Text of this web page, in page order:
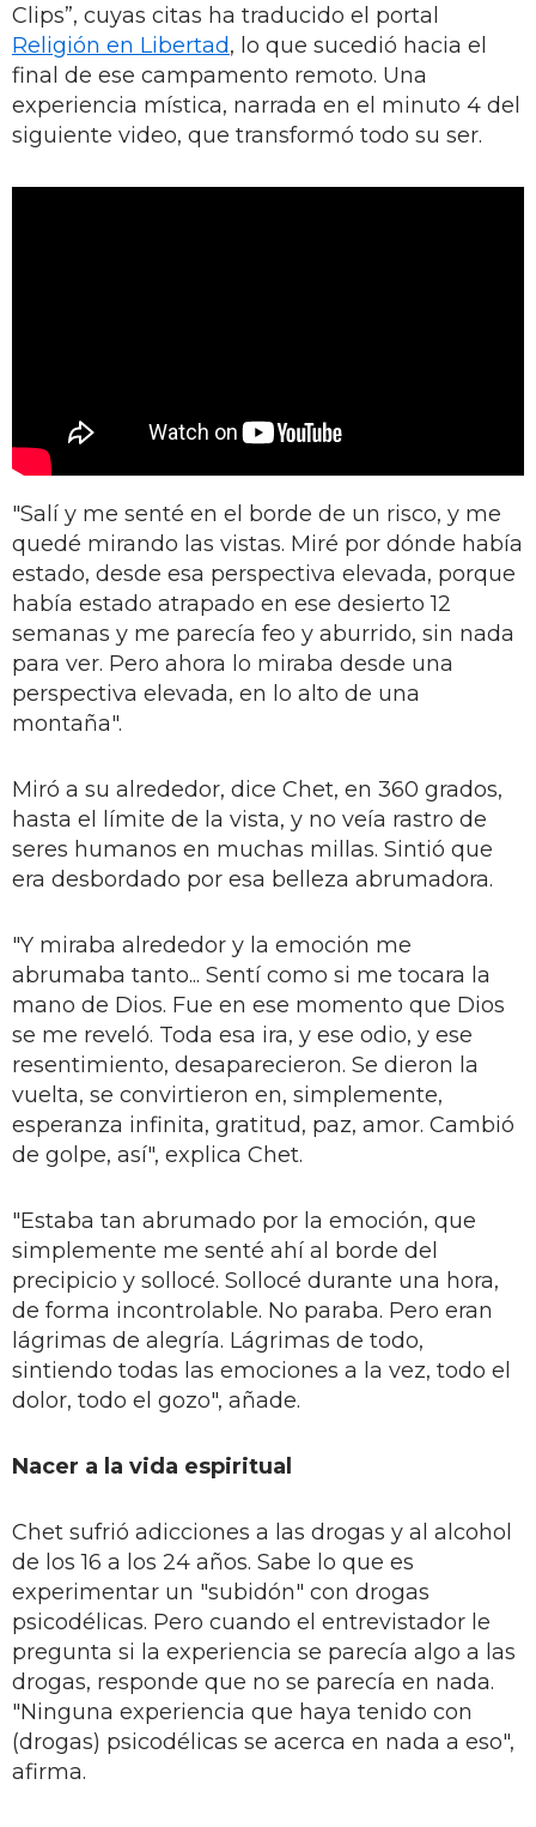
Clips”, cuyas citas ha traducido el portal
Religión en Libertad, lo que sucedió hacia el
final de ese campamento remoto. Una
experiencia mística, narrada en el minuto 4 del
siguiente video, que transformó todo su ser.
"Salí y me senté en el borde de un risco, y me
quedé mirando las vistas. Miré por dónde había
estado, desde esa perspectiva elevada, porque
había estado atrapado en ese desierto 12
semanas y me parecía feo y aburrido, sin nada
para ver. Pero ahora lo miraba desde una
perspectiva elevada, en lo alto de una
montaña".
Miró a su alrededor, dice Chet, en 360 grados,
hasta el límite de la vista, y no veía rastro de
seres humanos en muchas millas. Sintió que
era desbordado por esa belleza abrumadora.
"Y miraba alrededor y la emoción me
abrumaba tanto... Sentí como si me tocara la
mano de Dios. Fue en ese momento que Dios
se me reveló. Toda esa ira, y ese odio, y ese
resentimiento, desaparecieron. Se dieron la
vuelta, se convirtieron en, simplemente,
esperanza infinita, gratitud, paz, amor. Cambió
de golpe, así", explica Chet.
"Estaba tan abrumado por la emoción, que
simplemente me senté ahí al borde del
precipicio y sollocé. Sollocé durante una hora,
de forma incontrolable. No paraba. Pero eran
lágrimas de alegría. Lágrimas de todo,
sintiendo todas las emociones a la vez, todo el
dolor, todo el gozo", añade.
Nacer a la vida espiritual
Chet sufrió adicciones a las drogas y al alcohol
de los 16 a los 24 años. Sabe lo que es
experimentar un "subidón" con drogas
psicodélicas. Pero cuando el entrevistador le
pregunta si la experiencia se parecía algo a las
drogas, responde que no se parecía en nada.
"Ninguna experiencia que haya tenido con
(drogas) psicodélicas se acerca en nada a eso",
afirma.